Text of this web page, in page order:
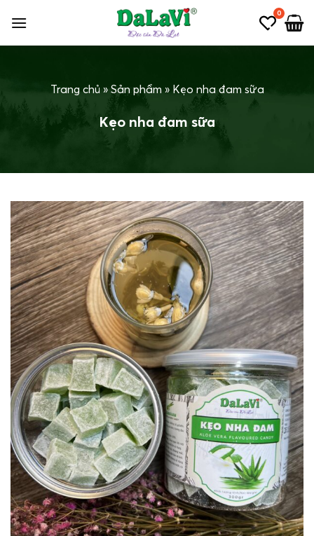
qua
nội
0
Trang chủ» Sản phẩm» Kẹo nha đam sữa
Kẹo nha đam sữa